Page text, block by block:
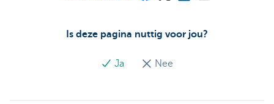
Is deze pagina nuttig voor jou?
Ja Nee